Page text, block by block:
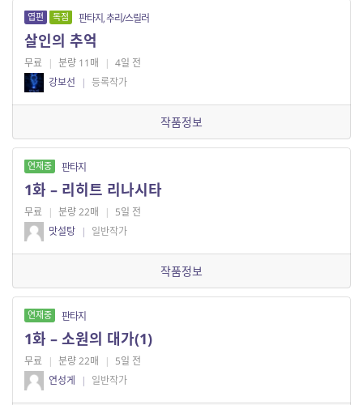
엽편 독점 판타지, 추리/스릴러
살인의 추억
무료 | 분량 11매 | 4일 전
강보선
| 등록작가
작품정보
연재중 판타지
1화 – 리히트 리나시타
무료 | 분량 22매 | 5일 전
맛설탕 | 일반작가
작품정보
연재중 판타지
1화 – 소원의 대가(1)
무료 | 분량 22매 | 5일 전
연성게
| 일반작가